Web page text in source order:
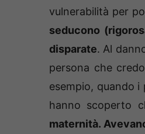
vulnerabilità per
seducono
disparate. Al
persona che
esempio, quando
hanno scoperto
maternità.